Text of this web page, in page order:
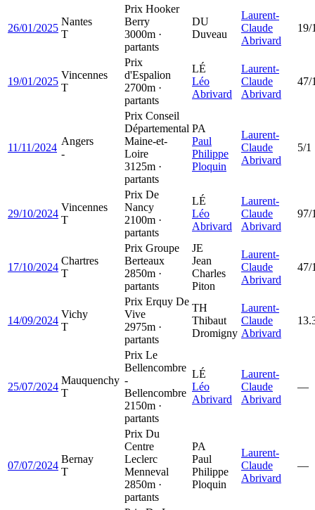
26/01/2025
Nantes
T
Prix Hooker
Berry
3000m ·
partants
DU
Duveau
Laurent-
Claude
Abrivard
19/
19/01/2025
Vincennes
T
Prix
d'Espalion
2700m ·
partants
LÉ
Léo
Abrivard
Laurent-
Claude
Abrivard
47/
11/11/2024
Angers
-
Prix Conseil
Départemental
Maine-et-
Loire
3125m ·
partants
PA
Paul
Philippe
Ploquin
Laurent-
Claude
Abrivard
5/1
29/10/2024
Vincennes
T
Prix De
Nancy
2100m ·
partants
LÉ
Léo
Abrivard
Laurent-
Claude
Abrivard
97/
17/10/2024
Chartres
T
Prix Groupe
Berteaux
2850m ·
partants
JE
Jean
Charles
Piton
Laurent-
Claude
Abrivard
47/
14/09/2024
Vichy
T
Prix Erquy De
Vive
2975m ·
partants
TH
Thibaut
Dromigny
Laurent-
Claude
Abrivard
25/07/2024
Mauquenchy
T
Prix Le
Bellencombre
-
Bellencombre
2150m ·
partants
LÉ
Léo
Abrivard
Laurent-
Claude
Abrivard
—
07/07/2024
Bernay
T
Prix Du
Centre
Leclerc
Menneval
2850m ·
partants
PA
Paul
Philippe
Ploquin
Laurent-
Claude
Abrivard
—